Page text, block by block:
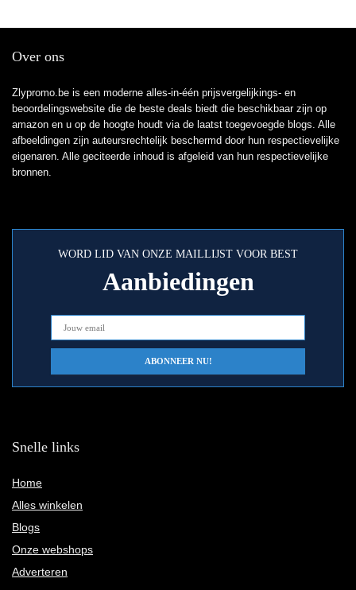
Over ons
Zlypromo.be is een moderne alles-in-één prijsvergelijkings- en
beoordelingswebsite die de beste deals biedt die beschikbaar zijn op
amazon en u op de hoogte houdt via de laatst toegevoegde blogs. Alle
afbeeldingen zijn auteursrechtelijk beschermd door hun respectievelijke
eigenaren. Alle geciteerde inhoud is afgeleid van hun respectievelijke
bronnen.
WORD LID VAN ONZE MAILLIJST VOOR BEST
Aanbiedingen
Snelle links
Home
Alles winkelen
Blogs
Onze webshops
Adverteren